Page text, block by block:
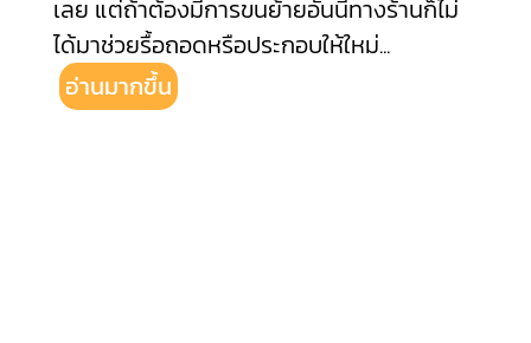
เลย แต่ถ้าต้องมีการขนย้ายอันนี้ทางร้านก็ไม่
ได้มาช่วยรื้อถอดหรือประกอบให้ใหม่...
อ่านมากขึ้น